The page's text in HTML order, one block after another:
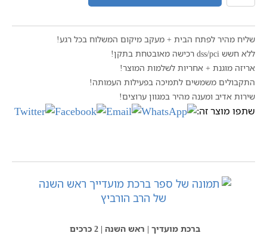
הַתְחָלָה
טוֹבָה
|
ספרי
תשרי
שליח מהיר לפתח הבית + מעקב מיקום המשלוח בכל רגע!
ללא חשש dss/pci רכישה מאובטחת בתקן!
אריזה מוגנת + אחריות לשלמות המוצר!
התקבולים משמשים לתמיכה בפעילות העמותה!
שירות אדיב ומענה מהיר במגוון ערוצים!
שתפו מוצר זה:
ברכת מועדיך | ראש השנה | 2 כרכים